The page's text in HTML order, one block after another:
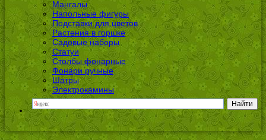
Мангалы
Напольные фигуры
Подставки для цветов
Растения в горшке
Садовые наборы
Статуи
Столбы фонарные
Фонари ручные
Шатры
Электрокамины